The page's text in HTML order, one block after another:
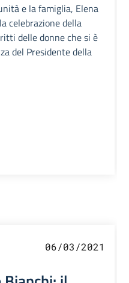
e la famiglia, Elena
celebrazione della
delle donne che si è
del Presidente della
06/03/2021